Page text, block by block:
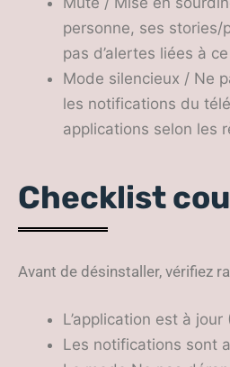
personne, ses stories/
pas d’alertes liées à
Mode silencieux / Ne
les notifications du
applications selon les
Checklist
Avant de désinstaller, vérifiez
L’application est à
Les notifications sont